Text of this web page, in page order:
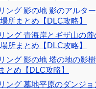
ング 影の地 影のアルタ
所まとめ【DLC攻略】
ング 青海岸とギザ山の麓
所まとめ【DLC攻略】
ング 影の地 塔の地の影
とめ【DLC攻略】
ング 墓地平原のダンジョ